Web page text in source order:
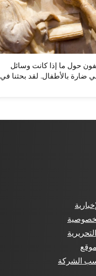
حول ما إذا كانت وسائل
ضارة بالأطفال. لقد بحثنا في
الشركة